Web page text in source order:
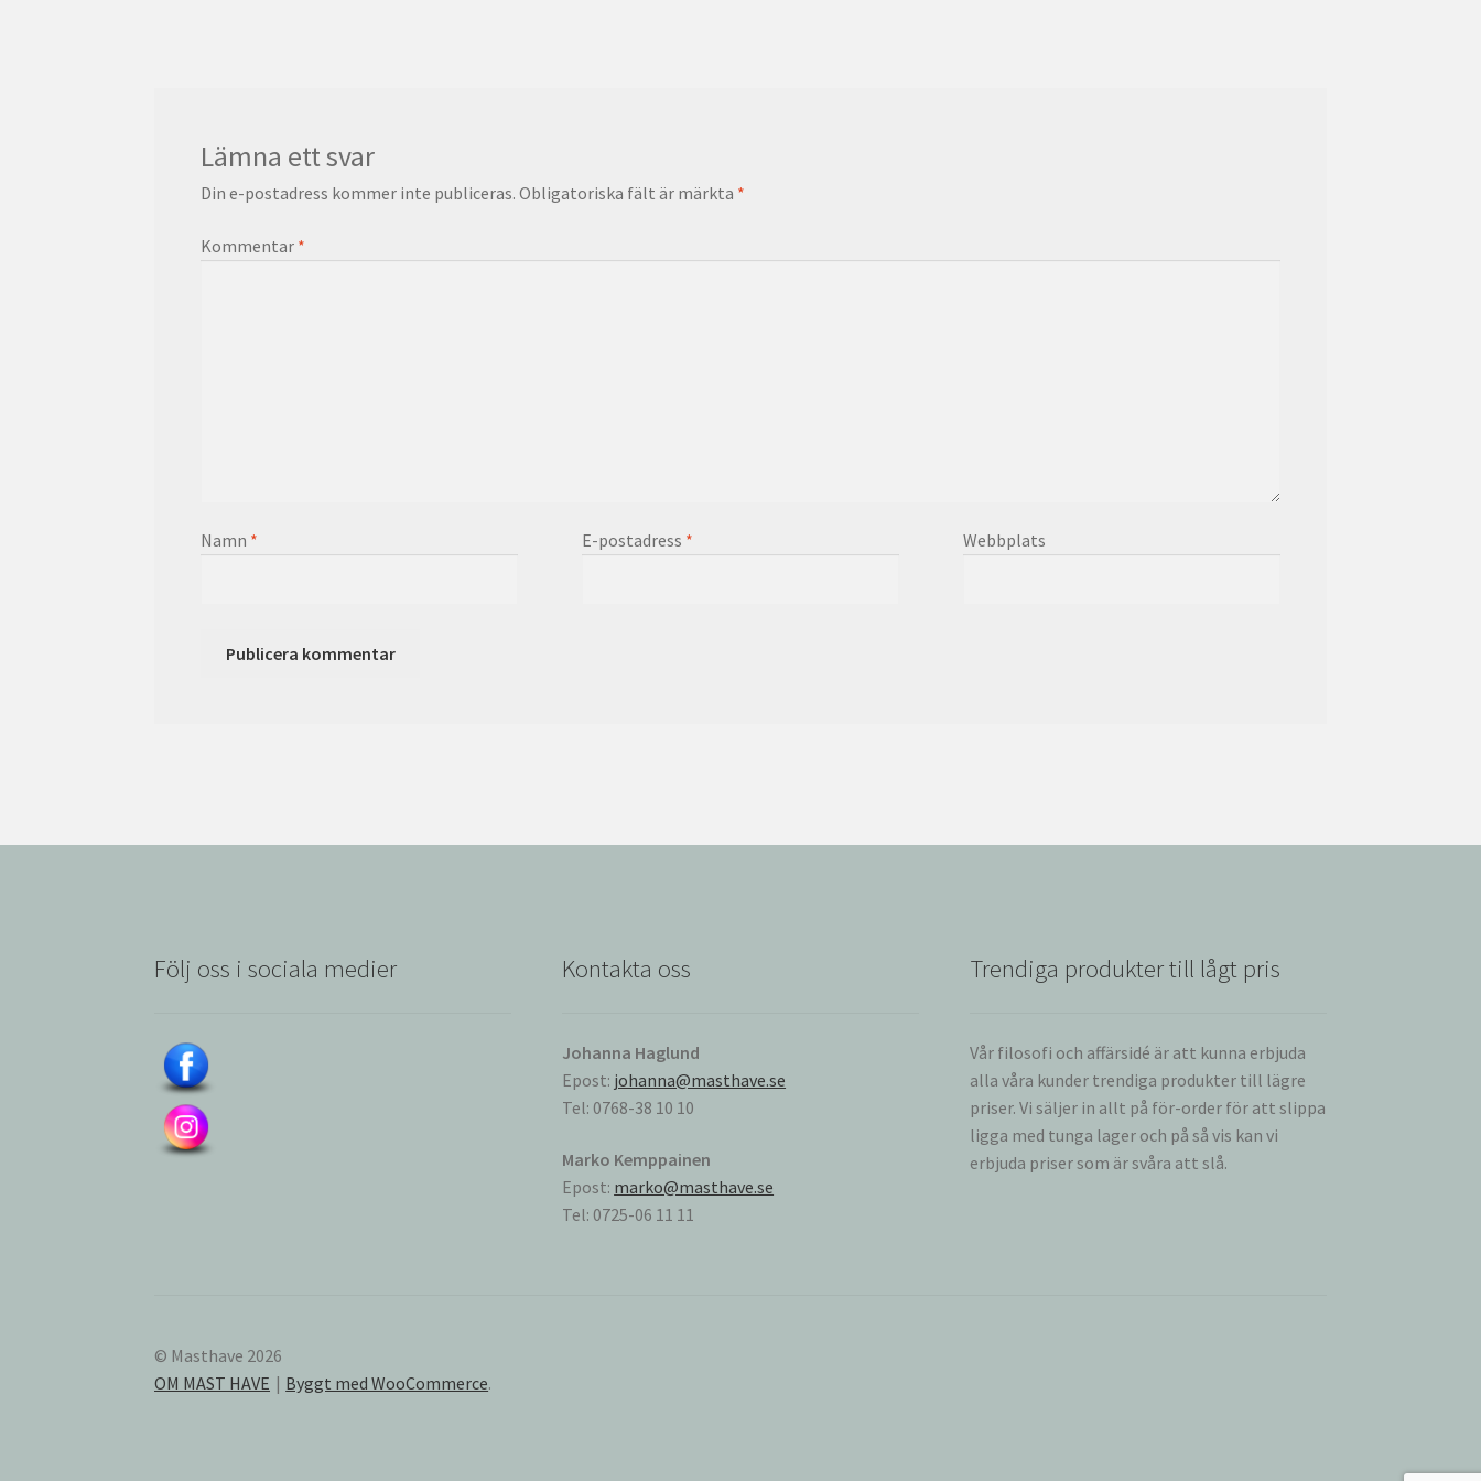
Lämna ett svar
Din e-postadress kommer inte publiceras. Obligatoriska fält är märkta *
Kommentar *
Namn * E-postadress * Webbplats
Följ oss i sociala medier Kontakta oss
Johanna Haglund
Epost: johanna@masthave.se
Tel: 0768-38 10 10
Marko Kemppainen
Epost: marko@masthave.se
Tel: 0725-06 11 11
Trendiga produkter till lågt pris
Vår filosofi och affärsidé är att kunna erbjuda
alla våra kunder trendiga produkter till lägre
priser. Vi säljer in allt på för-order för att slippa
ligga med tunga lager och på så vis kan vi
erbjuda priser som är svåra att slå.
© Masthave 2026
OM MAST HAVE
Byggt med WooCommerce.